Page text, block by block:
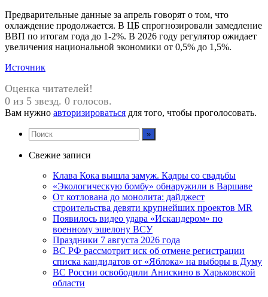
Предварительные данные за апрель говорят о том, что
охлаждение продолжается. В ЦБ спрогнозировали замедление
ВВП по итогам года до 1-2%. В 2026 году регулятор ожидает
увеличения национальной экономики от 0,5% до 1,5%.
Источник
Оценка читателей!
0 из 5 звезд. 0 голосов.
Вам нужно авторизироваться для того, чтобы проголосовать.
Свежие записи
Клава Кока вышла замуж. Кадры со свадьбы
«Экологическую бомбу» обнаружили в Варшаве
От котлована до монолита: дайджест
строительства девяти крупнейших проектов MR
Появилось видео удара «Искандером» по
военному эшелону ВСУ
Праздники 7 августа 2026 года
ВС РФ рассмотрит иск об отмене регистрации
списка кандидатов от «Яблока» на выборы в Думу
ВС России освободили Анискино в Харьковской
области